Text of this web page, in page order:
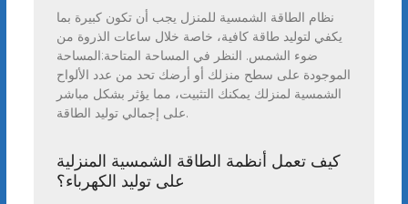
نظام الطاقة الشمسية للمنزل يجب أن تكون كبيرة بما
يكفي لتوليد طاقة كافية، خاصة خلال ساعات الذروة من
ضوء الشمس. النظر في المساحة المتاحة:المساحة
الموجودة على سطح منزلك أو أرضك تحد من عدد الألواح
الشمسية لمنزلك يمكنك التثبيت، مما يؤثر بشكل مباشر
على إجمالي توليد الطاقة.
كيف تعمل أنظمة الطاقة الشمسية المنزلية
على توليد الكهرباء؟